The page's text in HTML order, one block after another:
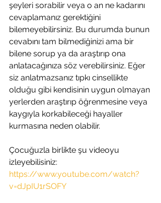
şeyleri sorabilir veya o an ne kadarını
cevaplamanız gerektiğini
bilemeyebilirsiniz. Bu durumda bunun
cevabını tam bilmediğinizi ama bir
bilene sorup ya da araştırıp ona
anlatacağınıza söz verebilirsiniz. Eğer
siz anlatmazsanız tıpkı cinsellikte
olduğu gibi kendisinin uygun olmayan
yerlerden araştırıp öğrenmesine veya
kaygıyla korkabileceği hayaller
kurmasına neden olabilir.
Çocuğuzla birlikte şu videoyu
izleyebilisiniz:
https://www.youtube.com/watch?
v=dJpIU1rSOFY